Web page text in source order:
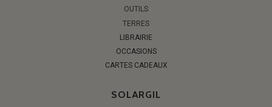
OUTILS
TERRES
LIBRAIRIE
OCCASIONS
CARTES CADEAUX
SOLARGIL